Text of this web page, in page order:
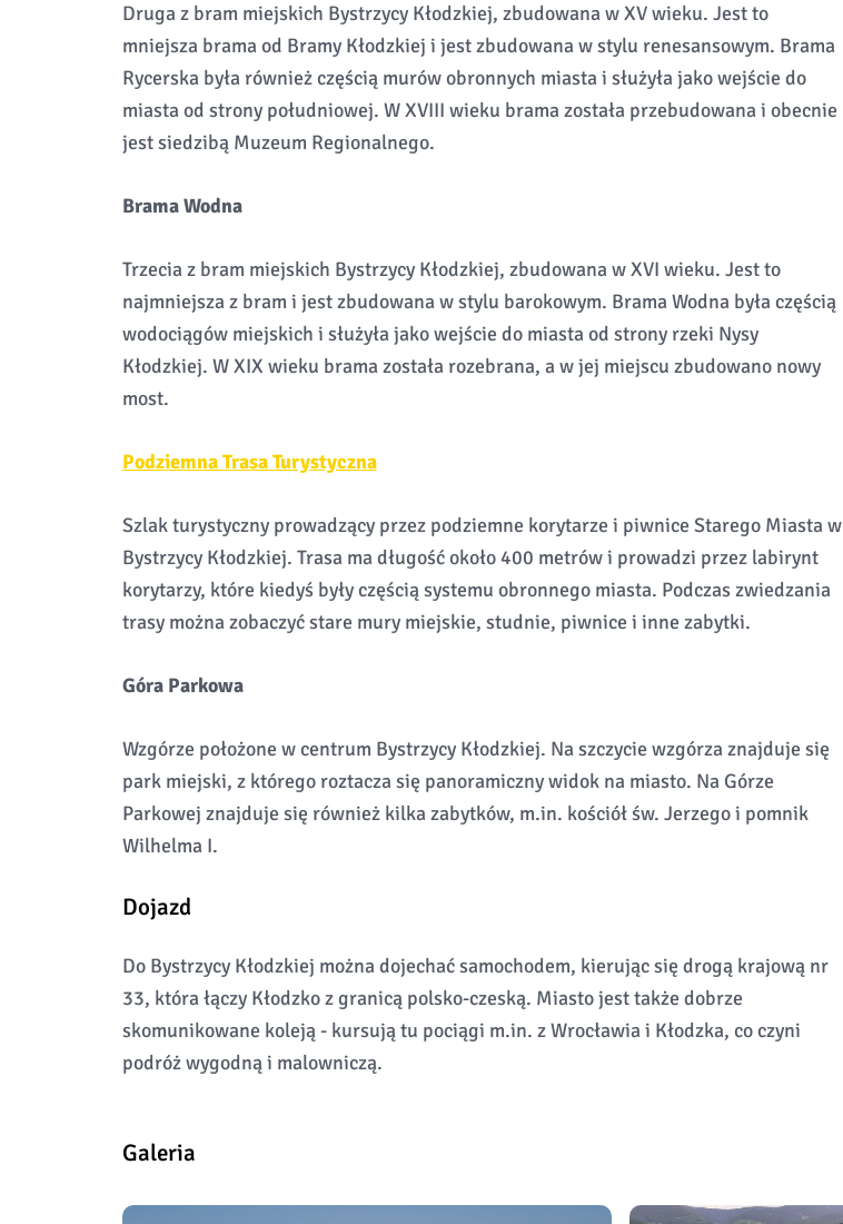
Druga z bram miejskich Bystrzycy Kłodzkiej, zbudowana w XV wieku. Jest to
mniejsza brama od Bramy Kłodzkiej i jest zbudowana w stylu renesansowym. Brama
Rycerska była również częścią murów obronnych miasta i służyła jako wejście do
miasta od strony południowej. W XVIII wieku brama została przebudowana i obecnie
jest siedzibą Muzeum Regionalnego.
Brama Wodna
Trzecia z bram miejskich Bystrzycy Kłodzkiej, zbudowana w XVI wieku. Jest to
najmniejsza z bram i jest zbudowana w stylu barokowym. Brama Wodna była częścią
wodociągów miejskich i służyła jako wejście do miasta od strony rzeki Nysy
Kłodzkiej. W XIX wieku brama została rozebrana, a w jej miejscu zbudowano nowy
most.
Podziemna Trasa Turystyczna
Szlak turystyczny prowadzący przez podziemne korytarze i piwnice Starego Miasta w
Bystrzycy Kłodzkiej. Trasa ma długość około 400 metrów i prowadzi przez labirynt
korytarzy, które kiedyś były częścią systemu obronnego miasta. Podczas zwiedzania
trasy można zobaczyć stare mury miejskie, studnie, piwnice i inne zabytki.
Góra Parkowa
Wzgórze położone w centrum Bystrzycy Kłodzkiej. Na szczycie wzgórza znajduje się
park miejski, z którego roztacza się panoramiczny widok na miasto. Na Górze
Parkowej znajduje się również kilka zabytków, m.in. kościół św. Jerzego i pomnik
Wilhelma I.
Dojazd
Do Bystrzycy Kłodzkiej można dojechać samochodem, kierując się drogą krajową nr
33, która łączy Kłodzko z granicą polsko-czeską. Miasto jest także dobrze
skomunikowane koleją - kursują tu pociągi m.in. z Wrocławia i Kłodzka, co czyni
podróż wygodną i malowniczą.
Galeria